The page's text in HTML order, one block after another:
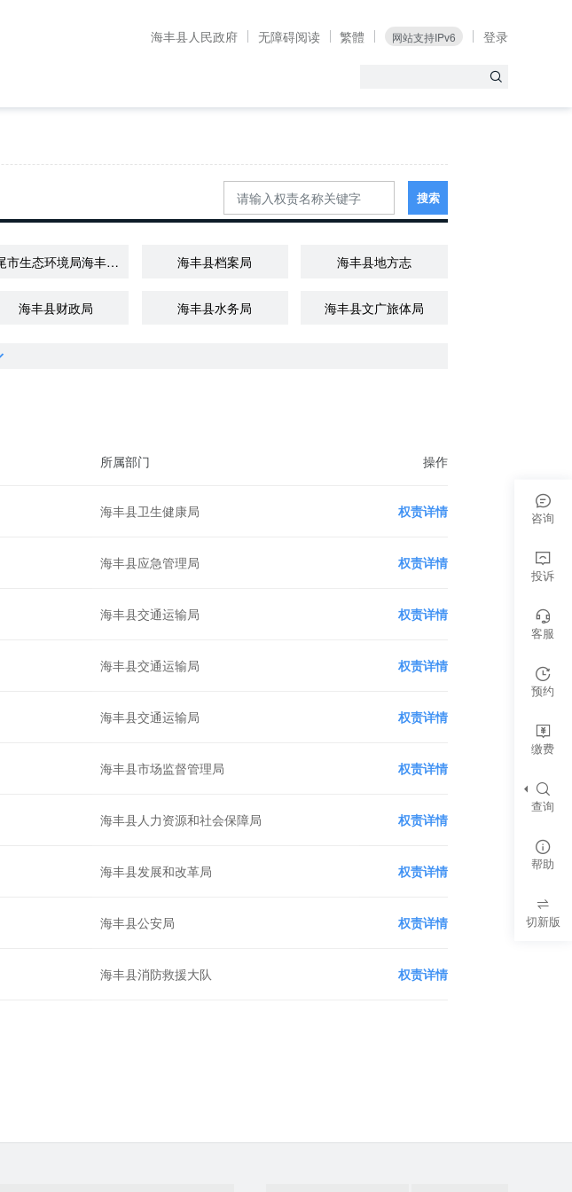
海丰县人民政府 无障碍阅读 繁體 网站支持IPv6 登录
搜索
汕尾市生态环境局海丰分局 海丰县档案局 海丰县地方志
海丰县财政局 海丰县水务局 海丰县文广旅体局
所属部门 操作
海丰县卫生健康局 权责详情
海丰县应急管理局 权责详情
海丰县交通运输局 权责详情
海丰县交通运输局 权责详情
海丰县交通运输局 权责详情
海丰县市场监督管理局 权责详情
海丰县人力资源和社会保障局 权责详情
海丰县发展和改革局 权责详情
海丰县公安局 权责详情
海丰县消防救援大队 权责详情
咨询
投诉
客服
预约
缴费
查询
帮助
切新版